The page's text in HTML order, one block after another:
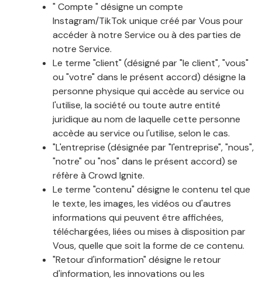
" Compte " désigne un compte
Instagram/TikTok unique créé par Vous pour
accéder à notre Service ou à des parties de
notre Service.
Le terme "client" (désigné par "le client", "vous"
ou "votre" dans le présent accord) désigne la
personne physique qui accède au service ou
l'utilise, la société ou toute autre entité
juridique au nom de laquelle cette personne
accède au service ou l'utilise, selon le cas.
"L'entreprise (désignée par "l'entreprise", "nous",
"notre" ou "nos" dans le présent accord) se
réfère à Crowd Ignite.
Le terme "contenu" désigne le contenu tel que
le texte, les images, les vidéos ou d'autres
informations qui peuvent être affichées,
téléchargées, liées ou mises à disposition par
Vous, quelle que soit la forme de ce contenu.
"Retour d'information" désigne le retour
d'information, les innovations ou les